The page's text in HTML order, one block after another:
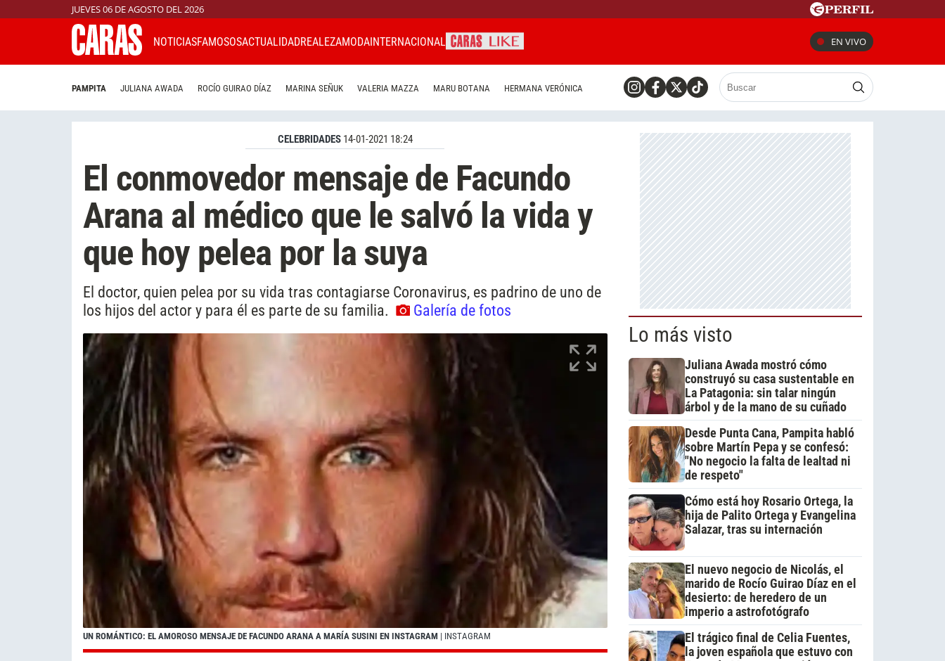
JUEVES 06 DE AGOSTO DEL 2026
NOTICIASFAMOSOSACTUALIDADREALEZAMODAINTERNACIONAL EN VIVO
PAMPITA JULIANA AWADA ROCÍO GUIRAO DÍAZ MARINA SEÑUK VALERIA MAZZA MARU BOTANA HERMANA VERÓNICA
CELEBRIDADES 14-01-2021 18:24
El conmovedor mensaje de Facundo
Arana al médico que le salvó la vida y
que hoy pelea por la suya
El doctor, quien pelea por su vida tras contagiarse Coronavirus, es padrino de uno de
los hijos del actor y para él es parte de su familia.
Galería de fotos
UN ROMÁNTICO: EL AMOROSO MENSAJE DE FACUNDO ARANA A MARÍA SUSINI EN INSTAGRAM | INSTAGRAM
Lo más visto
Juliana Awada mostró cómo
construyó su casa sustentable en
La Patagonia: sin talar ningún
árbol y de la mano de su cuñado
Desde Punta Cana, Pampita habló
sobre Martín Pepa y se confesó:
"No negocio la falta de lealtad ni
de respeto"
Cómo está hoy Rosario Ortega, la
hija de Palito Ortega y Evangelina
Salazar, tras su internación
El nuevo negocio de Nicolás, el
marido de Rocío Guirao Díaz en el
desierto: de heredero de un
imperio a astrofotógrafo
El trágico final de Celia Fuentes,
la joven española que estuvo con